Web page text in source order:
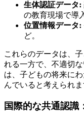
生体認証データ:
の教育現場で導
位置情報データ:
ど。
これらのデータは、
れる一方で、不適切
は、子どもの将来に
んでいると考えられま
国際的な共通認識